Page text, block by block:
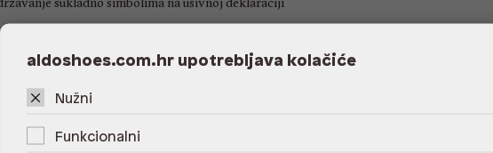
UNIC
ručke: 7.62 cm
naramenice: 58.42 cm
20 cm
aldoshoes.com.hr upotrebljava kolačiće
Nužni
Funkcionalni